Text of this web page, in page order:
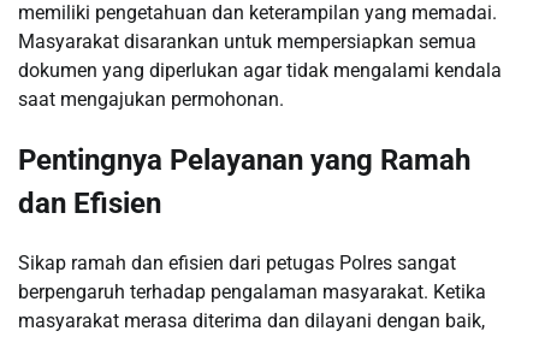
memiliki pengetahuan dan keterampilan yang memadai.
Masyarakat disarankan untuk mempersiapkan semua
dokumen yang diperlukan agar tidak mengalami kendala
saat mengajukan permohonan.
Pentingnya Pelayanan yang Ramah
dan Efisien
Sikap ramah dan efisien dari petugas Polres sangat
berpengaruh terhadap pengalaman masyarakat. Ketika
masyarakat merasa diterima dan dilayani dengan baik,